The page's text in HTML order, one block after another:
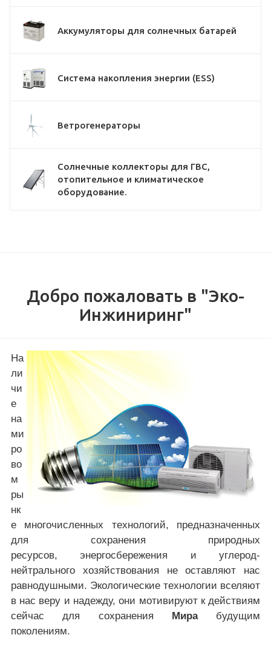
Аккумуляторы для солнечных батарей
Система накопления энергии (ESS)
Ветрогенераторы
Солнечные коллекторы для ГВС,
отопительное и климатическое
оборудование.
Добро пожаловать в "Эко-
Инжиниринг"
На
ли
чи
е
на
ми
ро
во
м
ры
нк
е многочисленных технологий, предназначенных
для сохранения природных
ресурсов, энергосбережения и углерод-
нейтрального хозяйствования не оставляют нас
равнодушными. Экологические технологии вселяют
в нас веру и надежду, они мотивируют к действиям
сейчас для сохранения Мирабудущим
поколениям.